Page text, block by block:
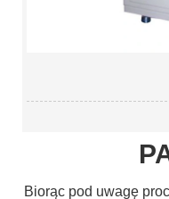
Biorąc pod uwagę